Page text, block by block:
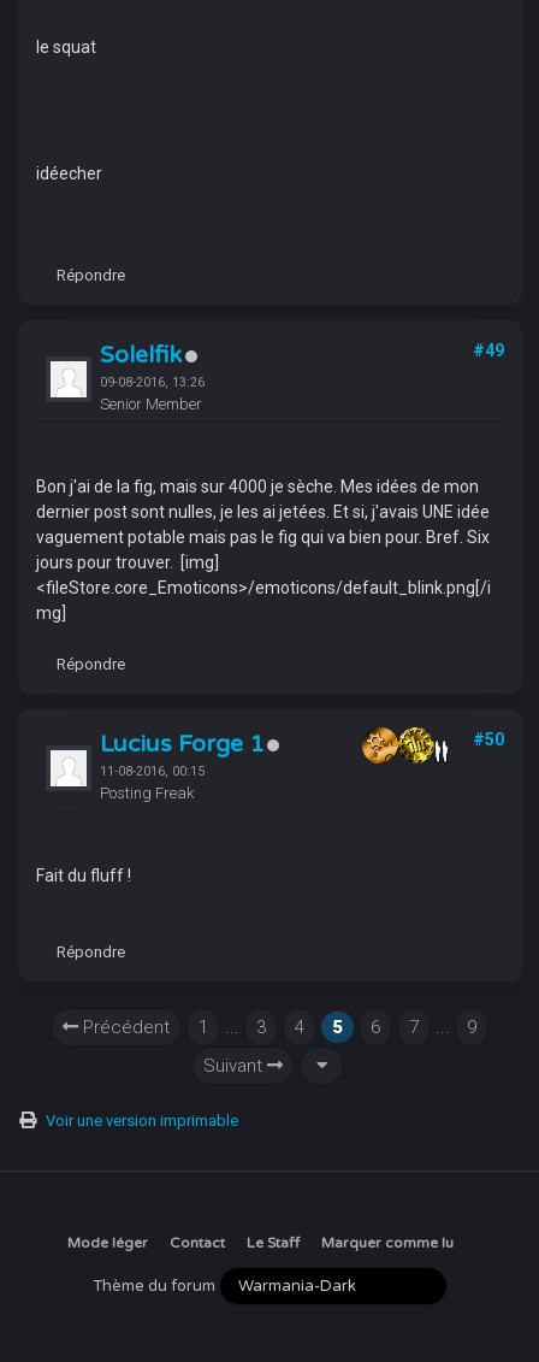
le squat
idéecher
Répondre
Solelfik
09-08-2016, 13:26
Senior Member
#49
Bon j'ai de la fig, mais sur 4000 je sèche. Mes idées de mon
dernier post sont nulles, je les ai jetées. Et si, j'avais UNE idée
vaguement potable mais pas le fig qui va bien pour. Bref. Six
jours pour trouver. [img]
<fileStore.core_Emoticons>/emoticons/default_blink.png[/i
mg]
Répondre
Lucius Forge 1
11-08-2016, 00:15
Posting Freak
#50
Fait du fluff !
Répondre
Précédent 1 ... 3 4 5 6 7 ...
9
Suivant
Voir une version imprimable
Mode léger Contact Le Staff Marquer comme lu
Thème du forum